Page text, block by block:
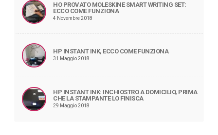
HO PROVATO MOLESKINE SMART WRITING SET:
ECCO COME FUNZIONA
4 Novembre 2018
HP INSTANT INK, ECCO COME FUNZIONA
31 Maggio 2018
HP INSTANT INK: INCHIOSTRO A DOMICILIO, PRIMA
CHE LA STAMPANTE LO FINISCA
29 Maggio 2018